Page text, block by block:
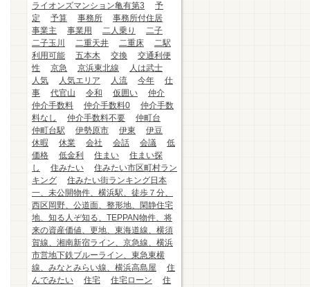
ライオンズマンション亀有第3
予
定
予算 事務所
事務所付住居
事業主
事業用 二人乗り
二子
二子玉川
二重天井 二重床
二駅
利用可能
五本木 交換
交通利便
性
京急 京浜東北線
人は武士
人気
人気エリア 人流 今年
仕
事
代官山 令和 仮囲い
仲介
仲介手数料
仲介手数料0
仲介手数
料なし
仲介手数料不要
仲町台
仲町台駅
伊勢原市 伊東
伊豆
休暇
休業 会社 会話 会議
低
価格
低金利 住まい
住まい探
し
住みたい
住みたい市区町村ラン
キング
住みたい街ランキング日本
一、未公開物件、横浜駅、徒歩７分、
西区岡野、公道面、整形地、閑静住宅
地、知る人ぞ知る、TEPPAN物件、将
来の資産価値、更地、東海道線、横須
賀線、湘南新宿ライン、京急線、横浜
市営地下鉄ブルーライン、東急東横
線、みなとみらい線、横浜高島屋
住
んでみたい
住宅 住宅ローン
住